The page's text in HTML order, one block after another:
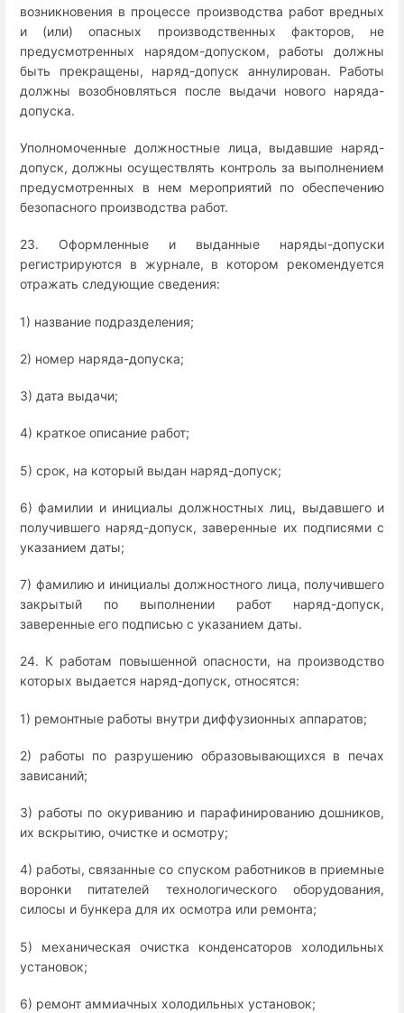
возникновения в процессе производства работ вредных
и (или) опасных производственных факторов, не
предусмотренных нарядом-допуском, работы должны
быть прекращены, наряд-допуск аннулирован. Работы
должны возобновляться после выдачи нового наряда-
допуска.
Уполномоченные должностные лица, выдавшие наряд-
допуск, должны осуществлять контроль за выполнением
предусмотренных в нем мероприятий по обеспечению
безопасного производства работ.
23. Оформленные и выданные наряды-допуски
регистрируются в журнале, в котором рекомендуется
отражать следующие сведения:
1) название подразделения;
2) номер наряда-допуска;
3) дата выдачи;
4) краткое описание работ;
5) срок, на который выдан наряд-допуск;
6) фамилии и инициалы должностных лиц, выдавшего и
получившего наряд-допуск, заверенные их подписями с
указанием даты;
7) фамилию и инициалы должностного лица, получившего
закрытый по выполнении работ наряд-допуск,
заверенные его подписью с указанием даты.
24. К работам повышенной опасности, на производство
которых выдается наряд-допуск, относятся:
1) ремонтные работы внутри диффузионных аппаратов;
2) работы по разрушению образовывающихся в печах
зависаний;
3) работы по окуриванию и парафинированию дошников,
их вскрытию, очистке и осмотру;
4) работы, связанные со спуском работников в приемные
воронки питателей технологического оборудования,
силосы и бункера для их осмотра или ремонта;
5) механическая очистка конденсаторов холодильных
установок;
6) ремонт аммиачных холодильных установок;